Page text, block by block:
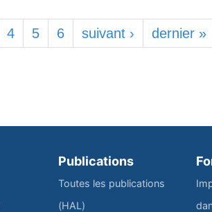
4 5 6 suivant › dernier »
Publications
Toutes les publications
(HAL)